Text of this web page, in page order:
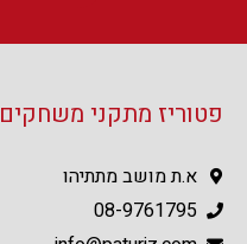
פטוריז מתקני משחקים
א.ת מושב מתתיהו
08-9761795